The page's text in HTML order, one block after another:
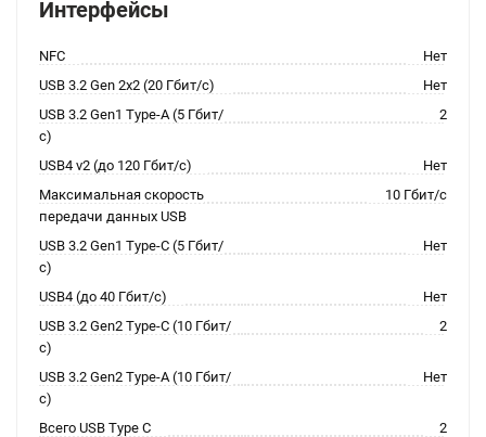
Интерфейсы
NFC
Нет
USB 3.2 Gen 2x2 (20 Гбит/с)
Нет
USB 3.2 Gen1 Type-A (5 Гбит/
с)
2
USB4 v2 (до 120 Гбит/с)
Нет
Максимальная скорость
передачи данных USB
10 Гбит/с
USB 3.2 Gen1 Type-C (5 Гбит/
с)
Нет
USB4 (до 40 Гбит/с)
Нет
USB 3.2 Gen2 Type-C (10 Гбит/
с)
2
USB 3.2 Gen2 Type-A (10 Гбит/
с)
Нет
Всего USB Type C
2